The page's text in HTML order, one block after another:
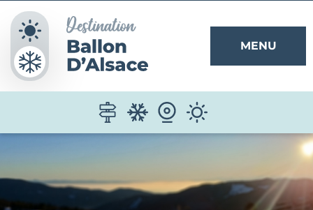
MENU
Panneau de gestion des cookies